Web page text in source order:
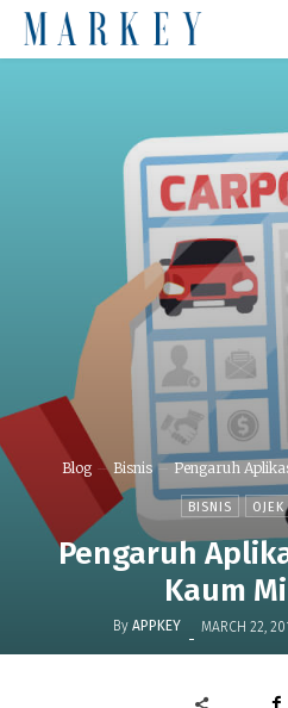
Blog Bisnis Pengaruh
BISNIS
Pengaruh
Kaum
By APPKEY - MARCH 22,